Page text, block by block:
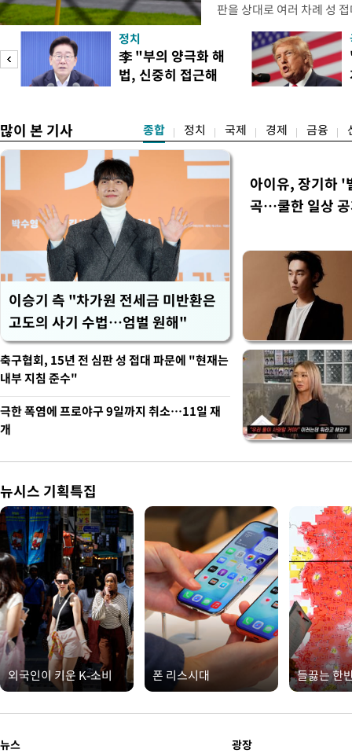
판을 상대로 여러 차례 성
구계에 따르면 국회의 한
년 국제심판 10여 명에게
축구협회는 외국인 심판과
수십만원에서 많게는 100
정치
李 "부의 양극화 해
법, 신중히 접근해
많이 본 기사 종합 정치 국제 경제 금융
이승기 측 "차가원 전세금 미반환은
고도의 사기 수법…엄벌 원해"
아이유, 장기하 '
곡…쿨한 일상
축구협회, 15년 전 심판 성 접대 파문에 "현재는
내부 지침 준수"
극한 폭염에 프로야구 9일까지 취소…11일 재
개
뉴시스 기획특집
외국인이 키운 K-소비 폰 리스시대 들끓는 한
뉴스 광장